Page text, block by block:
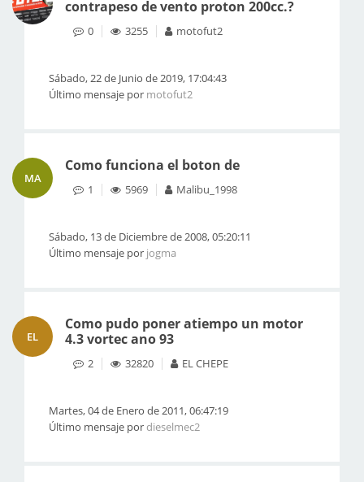
contrapeso de vento proton 200cc.?
0 3255 motofut2
Sábado, 22 de Junio de 2019, 17:04:43
Último mensaje por motofut2
MA
Como funciona el boton de
1 5969 Malibu_1998
Sábado, 13 de Diciembre de 2008, 05:20:11
Último mensaje por jogma
EL
Como pudo poner atiempo un motor
4.3 vortec ano 93
2 32820 EL CHEPE
Martes, 04 de Enero de 2011, 06:47:19
Último mensaje pordieselmec2